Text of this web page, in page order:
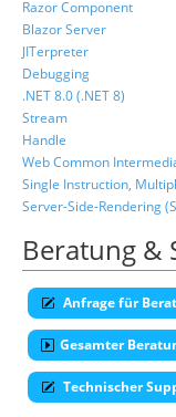
Razor Component
Blazor Server
JITerpreter
Debugging
.NET 8.0 (.NET 8)
Stream
Handle
Web Common
Single Instruction,
Server-Side-Rendering
Beratung &
Anfrage für
Gesamter
Technischer